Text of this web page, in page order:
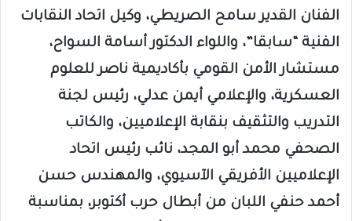
الفنان القدير سامح الصريطي، وكيل اتحاد النقابات
الفنية “سابقا”، واللواء الدكتور أسامة السواح،
مستشار الأمن القومي بأكاديمية ناصر للعلوم
العسكرية، والإعلامي أيمن عدلي، رئيس لجنة
التدريب والتثقيف بنقابة الإعلاميين، والكاتب
الصحفي محمد أبو المجد، نائب رئيس اتحاد
الإعلاميين الأفريقي الآسيوي، والمهندس حسن
أحمد حنفي اللبان من أبطال حرب أكتوبر، بمناسبة